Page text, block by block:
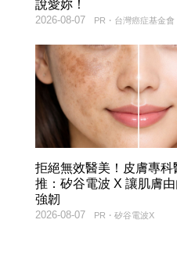
說愛妳！
PR・台灣癌症基金會
2026-08-07
拒絕無效醫美！皮膚專科
推：矽谷電波 X 讓肌膚
強韌
PR・矽谷電波X
2026-08-07